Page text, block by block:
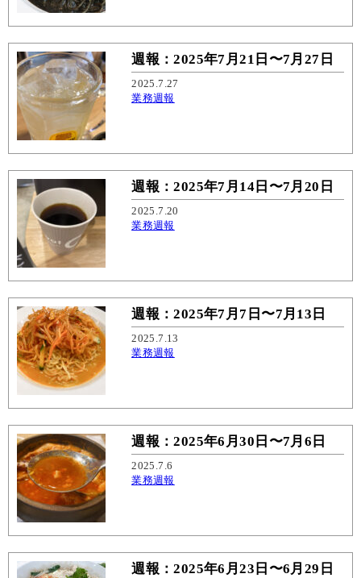
週報：2025年7月21日〜7月27日
2025.7.27
業務週報
週報：2025年7月14日〜7月20日
2025.7.20
業務週報
週報：2025年7月7日〜7月13日
2025.7.13
業務週報
週報：2025年6月30日〜7月6日
2025.7.6
業務週報
週報：2025年6月23日〜6月29日